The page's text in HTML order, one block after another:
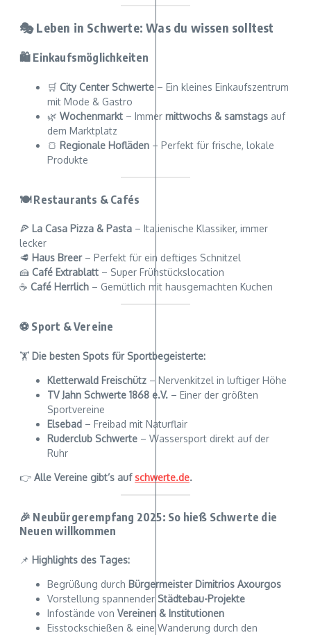
🎭 Leben in Schwerte: Was du wissen solltest
🛍️ Einkaufsmöglichkeiten
🛒 City Center Schwerte – Ein kleines Einkaufszentrum
mit Mode & Gastro
🌿 Wochenmarkt – Immer mittwochs & samstags auf
dem Marktplatz
🍞 Regionale Hofläden – Perfekt für frische, lokale
Produkte
🍽️ Restaurants & Cafés
🍕 La Casa Pizza & Pasta – Italienische Klassiker, immer
lecker
🥩 Haus Breer– Perfekt für ein deftiges Schnitzel
🍰 Café Extrablatt – Super Frühstückslocation
☕ Café Herrlich – Gemütlich mit hausgemachten Kuchen
⚽ Sport & Vereine
🏋️ Die besten Spots für Sportbegeisterte:
Kletterwald Freischütz – Nervenkitzel in luftiger Höhe
TV Jahn Schwerte 1868 e.V. – Einer der größten
Sportvereine
Elsebad – Freibad mit Naturflair
Ruderclub Schwerte – Wassersport direkt auf der
Ruhr
👉 Alle Vereine gibt’s auf schwerte.de.
🎉 Neubürgerempfang 2025: So hieß Schwerte die
Neuen willkommen
📌 Highlights des Tages:
Begrüßung durch Bürgermeister Dimitrios Axourgos
Vorstellung spannender Städtebau-Projekte
Infostände von Vereinen & Institutionen
Eisstockschießen & eine Wanderung durch den